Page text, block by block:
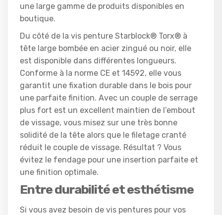
une large gamme de produits disponibles en
boutique.
Du côté de la vis penture Starblock® Torx® à
tête large bombée en acier zingué ou noir, elle
est disponible dans différentes longueurs.
Conforme à la norme CE et 14592, elle vous
garantit une fixation durable dans le bois pour
une parfaite finition. Avec un couple de serrage
plus fort est un excellent maintien de l’embout
de vissage, vous misez sur une très bonne
solidité de la tête alors que le filetage cranté
réduit le couple de vissage. Résultat ? Vous
évitez le fendage pour une insertion parfaite et
une finition optimale.
Entre durabilité et esthétisme
Si vous avez besoin de vis pentures pour vos